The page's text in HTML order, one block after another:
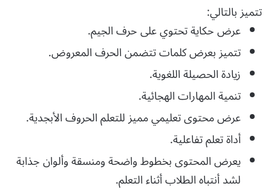
تتميز بالتالي:
عرض حكاية تحتوي على حرف الجيم.
تتميز بعرض كلمات تتضمن الحرف المعروض.
زيادة الحصيلة اللغوية.
تنمية المهارات الهجائية.
عرض محتوى تعليمي مميز للتعلم الحروف الأبجدية.
أداة تعلم تفاعلية.
يعرض المحتوى بخطوط واضحة ومنسقة وألوان جذابة
لشد أنتباه الطلاب أثناء التعلم.